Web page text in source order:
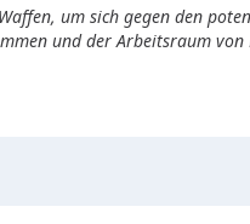
um sich gegen den
und der Arbeitsraum